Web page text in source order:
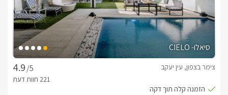
סיאלו- CIELO
/5
צימר בצפון, עין יעקב